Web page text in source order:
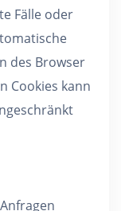
Fälle oder
des Browser
Cookies kann